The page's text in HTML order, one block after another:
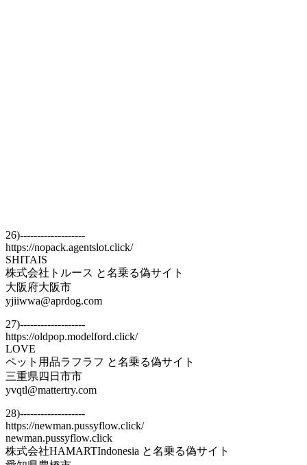
26)-------------------
https://nopack.agentslot.click/
SHITAIS
株式会社トルース と名乗る偽サイト
大阪府大阪市
yjiiwwa@aprdog.com
27)-------------------
https://oldpop.modelford.click/
LOVE
ペット用品ラフラフ と名乗る偽サイト
三重県四日市市
yvqtl@mattertry.com
28)-------------------
https://newman.pussyflow.click/
newman.pussyflow.click
株式会社HAMARTIndonesia と名乗る偽サイト